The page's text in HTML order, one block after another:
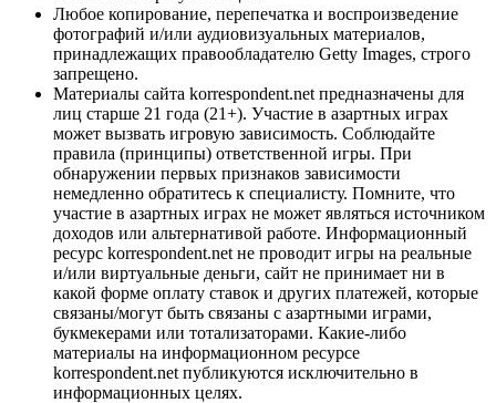
Любое копирование, перепечатка и воспроизведение
фотографий и/или аудиовизуальных материалов,
принадлежащих правообладателю Getty Images, строго
запрещено.
Материалы сайта korrespondent.net предназначены для
лиц старше 21 года (21+). Участие в азартных играх
может вызвать игровую зависимость. Соблюдайте
правила (принципы) ответственной игры. При
обнаружении первых признаков зависимости
немедленно обратитесь к специалисту. Помните, что
участие в азартных играх не может являться источником
доходов или альтернативой работе. Информационный
ресурс korrespondent.net не проводит игры на реальные
и/или виртуальные деньги, сайт не принимает ни в
какой форме оплату ставок и других платежей, которые
связаны/могут быть связаны с азартными играми,
букмекерами или тотализаторами. Какие-либо
материалы на информационном ресурсе
korrespondent.net публикуются исключительно в
информационных целях.